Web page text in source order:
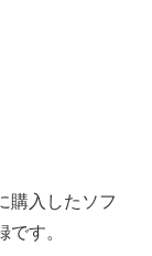
購入したソフ
す。